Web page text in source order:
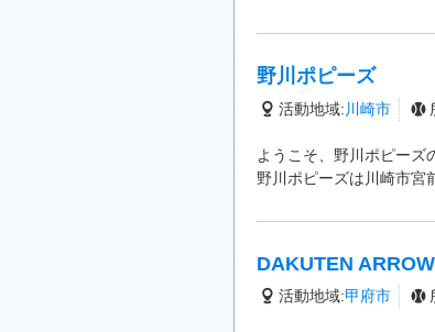
野川ポピーズ
活動地域: 川崎市
ようこそ、野川ポピーズ
野川ポピーズは川崎市宮
DAKUTEN
活動地域:甲府市